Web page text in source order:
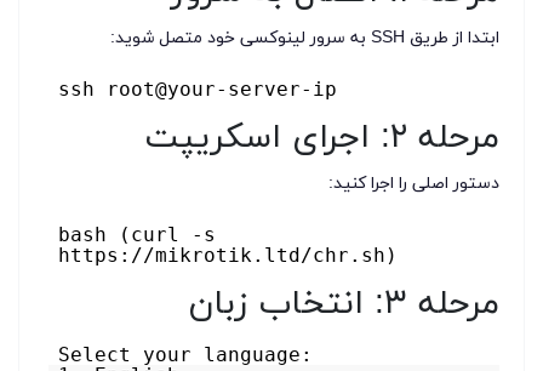
ابتدا از طریق SSH به سرور لینوکسی خود متصل شوید:
ssh root@your-server-ip
مرحله ۲: اجرای اسکریپت
دستور اصلی را اجرا کنید:
bash (curl -s
https://mikrotik.ltd/chr.sh)
مرحله ۳: انتخاب زبان
Select your language: